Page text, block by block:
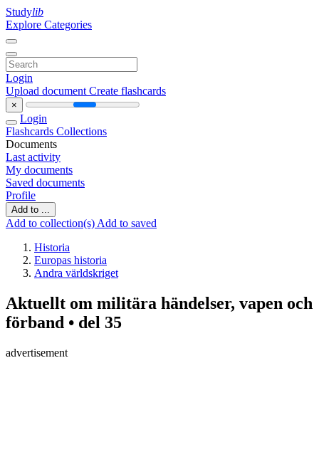
Studylib
Explore Categories
Login
Upload document Create flashcards
×
Login
Flashcards Collections
Documents
Last activity
My documents
Saved documents
Profile
Add to ...
Add to collection(s) Add to saved
Historia
Europas historia
Andra världskriget
Aktuellt om militära händelser, vapen och
förband • del 35
advertisement